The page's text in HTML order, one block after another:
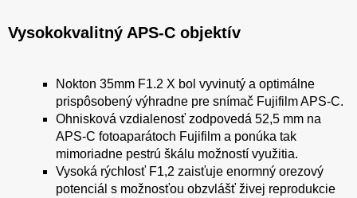
Vysokokvalitný APS-C objektív
Nokton 35mm F1.2 X bol vyvinutý a optimálne
prispôsobený výhradne pre snímač Fujifilm APS-C.
Ohnisková vzdialenosť zodpovedá 52,5 mm na
APS-C fotoaparátoch Fujifilm a ponúka tak
mimoriadne pestrú škálu možností využitia.
Vysoká rýchlosť F1,2 zaisťuje enormný orezový
potenciál s možnosťou obzvlášť živej reprodukcie